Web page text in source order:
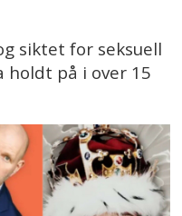
siktet for seksuell
holdt på i over 15